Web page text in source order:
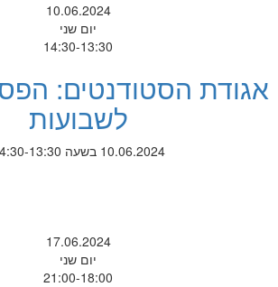
10.06.2024
יום שני
14:30-13:30
אגודת הסטודנטים:
לשבועות
10.06.2024 בשעה 14:30-13:30
17.06.2024
יום שני
21:00-18:00